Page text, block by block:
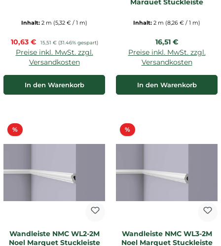
Inhalt: 2 m (5,32 € / 1 m)
Verkaufspreis:
10,63 € Regulärer Preis:
15,51 € (31.46% gespart)
Preise inkl. MwSt. zzgl.
Versandkosten
In den Warenkorb
Marquet Stuckleiste
Inhalt: 2 m (8,26 € / 1 m)
Regulärer Preis:
16,51 €
Preise inkl. MwSt. zzgl.
Versandkosten
In den Warenkorb
%Rabatt
Wandleiste NMC WL2-2M
Noel Marquet Stuckleiste
%Rabatt
Wandleiste NMC WL3-2M
Noel Marquet Stuckleiste